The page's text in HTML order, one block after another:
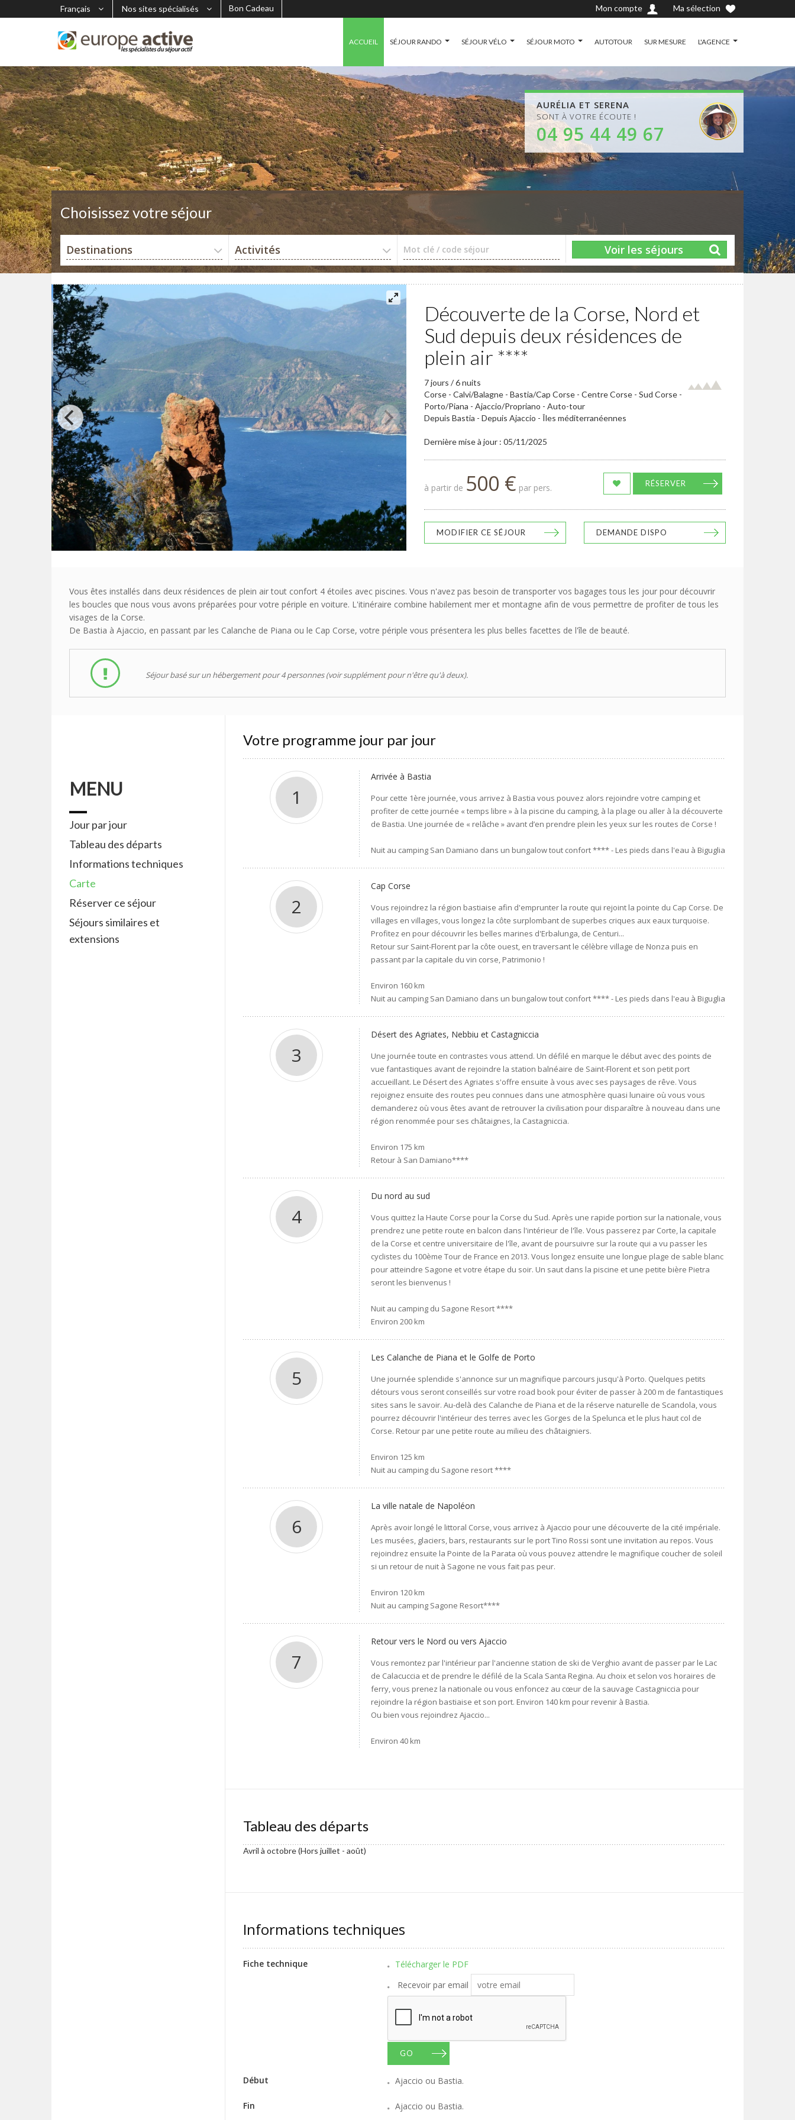
Français Nos sites spécialisés Bon Cadeau Ma sélection
Mon compte
ACCUEIL SÉJOUR RANDO SÉJOUR VÉLO SÉJOUR MOTO AUTOTOUR SUR MESURE L'AGENCE
AURÉLIA ET SERENA
SONT À VOTRE ÉCOUTE !
04 95 44 49 67
Choisissez votre séjour
Destinations Activités Mot clé / code séjour Voir les séjours
Découverte de la Corse, Nord et
Sud depuis deux résidences de
plein air ****
7 jours / 6 nuits
Corse - Calvi/Balagne - Bastia/Cap Corse - Centre Corse - Sud Corse -
Porto/Piana - Ajaccio/Propriano - Auto-tour
Depuis Bastia - Depuis Ajaccio - Îles méditerranéennes
Dernière mise à jour : 05/11/2025
à partir de 500 € par pers. RÉSERVER
MODIFIER CE SÉJOUR DEMANDE DISPO
Vous êtes installés dans deux résidences de plein air tout confort 4 étoiles avec piscines. Vous n'avez pas besoin de transporter vos bagages tous les jour pour découvrir
les boucles que nous vous avons préparées pour votre périple en voiture. L'itinéraire combine habilement mer et montagne afin de vous permettre de profiter de tous les
visages de la Corse.
De Bastia à Ajaccio, en passant par les Calanche de Piana ou le Cap Corse, votre périple vous présentera les plus belles facettes de l'île de beauté.
Séjour basé sur un hébergement pour 4 personnes (voir supplément pour n'être qu'à deux).
MENU
Jour par jour
Tableau des départs
Informations techniques
Carte
Réserver ce séjour
Séjours similaires et
extensions
Votre programme jour par jour
1
Arrivée à Bastia
Pour cette 1ère journée, vous arrivez à Bastia vous pouvez alors rejoindre votre camping et
profiter de cette journée « temps libre » à la piscine du camping, à la plage ou aller à la découverte
de Bastia. Une journée de « relâche » avant d’en prendre plein les yeux sur les routes de Corse !
Nuit au camping San Damiano dans un bungalow tout confort **** - Les pieds dans l'eau à Biguglia
2
Cap Corse
Vous rejoindrez la région bastiaise afin d'emprunter la route qui rejoint la pointe du Cap Corse. De
villages en villages, vous longez la côte surplombant de superbes criques aux eaux turquoise.
Profitez en pour découvrir les belles marines d'Erbalunga, de Centuri...
Retour sur Saint-Florent par la côte ouest, en traversant le célèbre village de Nonza puis en
passant par la capitale du vin corse, Patrimonio !
Environ 160 km
Nuit au camping San Damiano dans un bungalow tout confort **** - Les pieds dans l'eau à Biguglia
3
Désert des Agriates, Nebbiu et Castagniccia
Une journée toute en contrastes vous attend. Un défilé en marque le début avec des points de
vue fantastiques avant de rejoindre la station balnéaire de Saint-Florent et son petit port
accueillant. Le Désert des Agriates s'offre ensuite à vous avec ses paysages de rêve. Vous
rejoignez ensuite des routes peu connues dans une atmosphère quasi lunaire où vous vous
demanderez où vous êtes avant de retrouver la civilisation pour disparaître à nouveau dans une
région renommée pour ses châtaignes, la Castagniccia.
Environ 175 km
Retour à San Damiano****
4
Du nord au sud
Vous quittez la Haute Corse pour la Corse du Sud. Après une rapide portion sur la nationale, vous
prendrez une petite route en balcon dans l'intérieur de l'île. Vous passerez par Corte, la capitale
de la Corse et centre universitaire de l'île, avant de poursuivre sur la route qui a vu passer les
cyclistes du 100ème Tour de France en 2013. Vous longez ensuite une longue plage de sable blanc
pour atteindre Sagone et votre étape du soir. Un saut dans la piscine et une petite bière Pietra
seront les bienvenus !
Nuit au camping du Sagone Resort ****
Environ 200 km
5
Les Calanche de Piana et le Golfe de Porto
Une journée splendide s'annonce sur un magnifique parcours jusqu'à Porto. Quelques petits
détours vous seront conseillés sur votre road book pour éviter de passer à 200 m de fantastiques
sites sans le savoir. Au-delà des Calanche de Piana et de la réserve naturelle de Scandola, vous
pourrez découvrir l'intérieur des terres avec les Gorges de la Spelunca et le plus haut col de
Corse. Retour par une petite route au milieu des châtaigniers.
Environ 125 km
Nuit au camping du Sagone resort ****
6
La ville natale de Napoléon
Après avoir longé le littoral Corse, vous arrivez à Ajaccio pour une découverte de la cité impériale.
Les musées, glaciers, bars, restaurants sur le port Tino Rossi sont une invitation au repos. Vous
rejoindrez ensuite la Pointe de la Parata où vous pouvez attendre le magnifique coucher de soleil
si un retour de nuit à Sagone ne vous fait pas peur.
Environ 120 km
Nuit au camping Sagone Resort****
7
Retour vers le Nord ou vers Ajaccio
Vous remontez par l'intérieur par l'ancienne station de ski de Verghio avant de passer par le Lac
de Calacuccia et de prendre le défilé de la Scala Santa Regina. Au choix et selon vos horaires de
ferry, vous prenez la nationale ou vous enfoncez au cœur de la sauvage Castagniccia pour
rejoindre la région bastiaise et son port. Environ 140 km pour revenir à Bastia.
Ou bien vous rejoindrez Ajaccio...
Environ 40 km
Tableau des départs
Avril à octobre (Hors juillet - août)
Informations techniques
Fiche technique
Télécharger le PDF
Recevoir par email
GO
Début Ajaccio ou Bastia.
Fin Ajaccio ou Bastia.